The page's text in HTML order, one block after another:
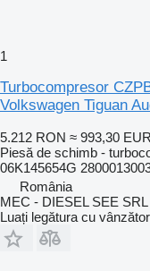
1
Turbocompresor
Volkswagen Tiguan
5.212 RON ≈ 993,30 EUR
Piesă de schimb -
06K145654G
România
MEC - DIESEL SEE SRL
Luați legătura cu